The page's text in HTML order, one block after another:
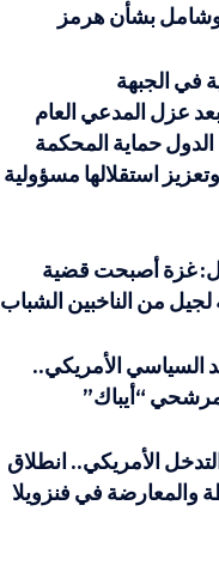
وشامل بشأن هرمز
في الجبهة
عزل المدعي العام
حماية المحكمة
وتعزيز استقلالها مسؤولية
غزة أصبحت قضية
لجيل من الناخبين الشباب
السياسي الأمريكي..
“أيباك”
الأمريكي.. انطلاق
والمعارضة في فنزويلا